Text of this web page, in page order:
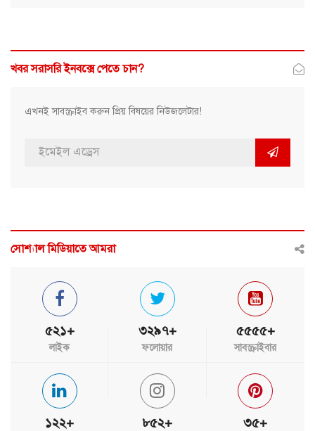
খবর সরাসরি ইনবক্সে পেতে চান?
এখনই সাবস্ক্রাইব করুন প্রিয় বিষয়ের নিউজলেটার!
সোশ্যাল মিডিয়াতে আমরা
৫২১+
লাইক
৩২৯৭+
ফলোয়ার
৫৫৫৫+
সাবস্ক্রাইবার
১২২+ ৮৫২+ ৩৫+